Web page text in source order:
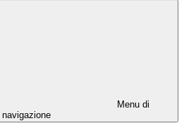
Menu di
navigazione